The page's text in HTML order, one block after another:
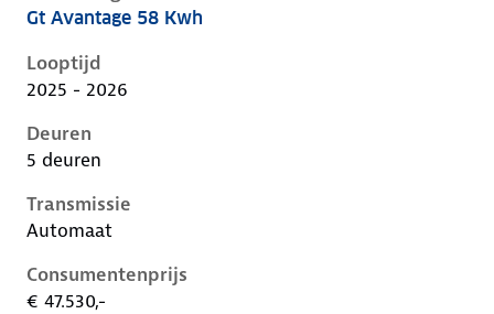
Peugeot 408 i, 58 kwh, 157 kW, Elektrisch, 5 deuren
Gt Avantage 58 Kwh
Looptijd
2025 - 2026
Deuren
5 deuren
Transmissie
Automaat
Consumentenprijs
€ 47.530,-